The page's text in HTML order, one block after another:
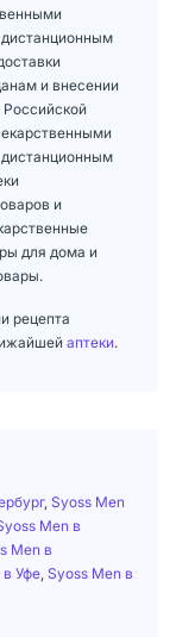
и внесении
и
для дома и
рецепта
аптеки.
, Syoss Men
Men в
Men в
в Уфе Syoss Men в